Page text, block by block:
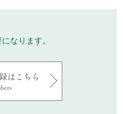
なります。
はこちら